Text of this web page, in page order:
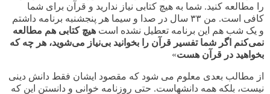
را مطالعه کنید. شما به هیچ کتابی نیاز ندارید و قرآن برای شما
کافی است. من ٣٣ سال در صدا و سیما هر پنجشنبه برنامه داشتم
و یک شب هم این برنامه تعطیل نشده است هیچ کتابی هم مطالعه
نمی‌کنم اگر شما تفسیر قرآن را بخوانید بی‌نیاز می‌شوید، هر چه که
بخواهید در قرآن هست»
از مطالب بعدی معلوم می شود که مقصود ایشان فقط دانش دینی
نیست، بلکه همه دانشهاست. حتی روزنامه خوانی و دانستن این که